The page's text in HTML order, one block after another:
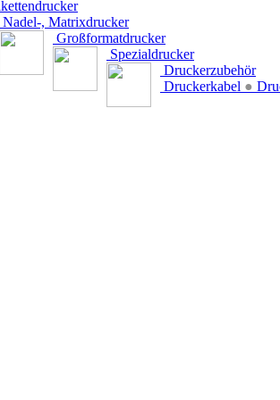
Nadel-, Matrixdrucker
Großformatdrucker
Spezialdrucker
Druckerzubehör
Druckerkabel ●